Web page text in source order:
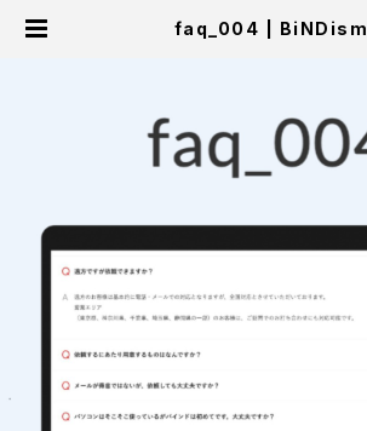
faq_004 | BiNDism